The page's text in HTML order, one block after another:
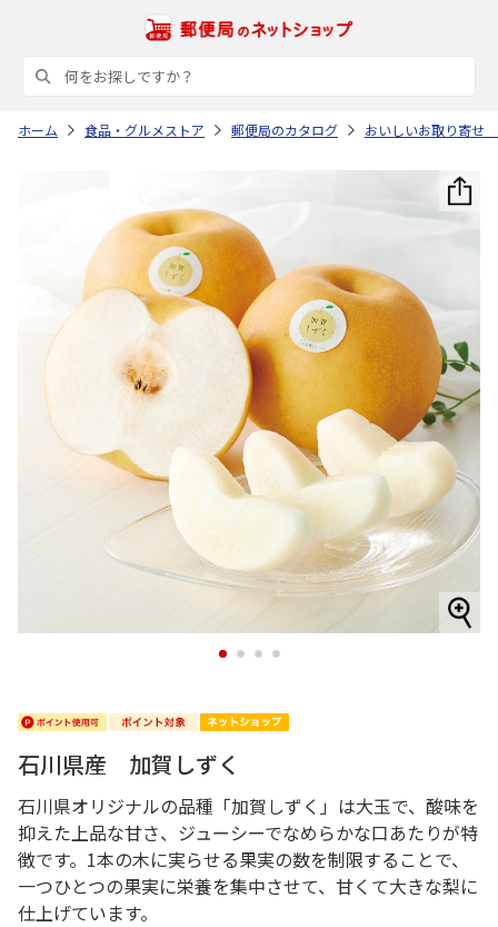
ホーム 食品・グルメストア 郵便局のカタログ おいしいお取り寄せ
1 2 3 4
石川県産 加賀しずく
石川県オリジナルの品種「加賀しずく」は大玉で、酸味を
抑えた上品な甘さ、ジューシーでなめらかな口あたりが特
徴です。1本の木に実らせる果実の数を制限することで、
一つひとつの果実に栄養を集中させて、甘くて大きな梨に
仕上げています。